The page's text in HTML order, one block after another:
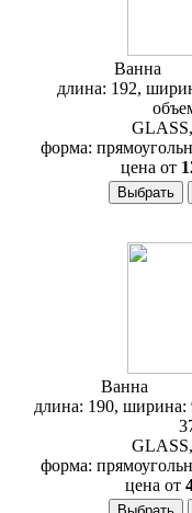
Ванна
длина: 192,
форма:
цена от
Ванна
длина: 190, ширина:
форма:
цена от